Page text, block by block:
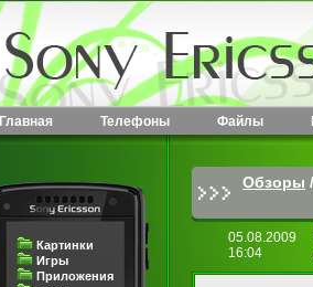
Главная Телефоны Файлы
Картинки
Игры
Приложения
Обзоры /
05.08.2009
16:04